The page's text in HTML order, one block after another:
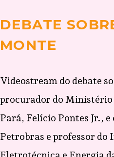
DEBATE
MONTE
Videostream do debate
procurador do Ministério
Pará, Felício Pontes Jr.,
Petrobras e professor do